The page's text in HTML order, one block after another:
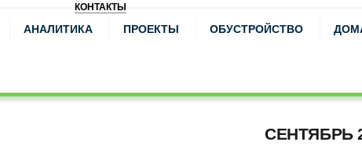
КОНТАКТЫ
АНАЛИТИКА ПРОЕКТЫ ОБУСТРОЙСТВО
СЕНТЯБРЬ